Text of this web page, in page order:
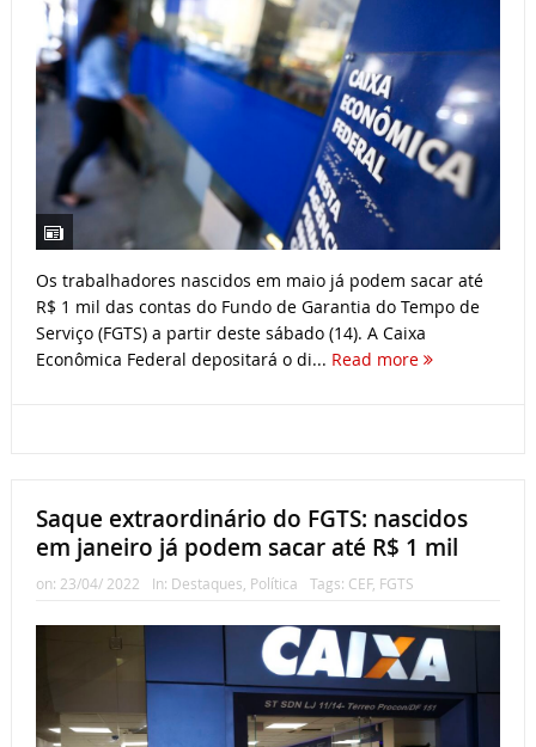
Os trabalhadores nascidos em maio já podem sacar até
R$ 1 mil das contas do Fundo de Garantia do Tempo de
Serviço (FGTS) a partir deste sábado (14). A Caixa
Econômica Federal depositará o di... Read more
Saque extraordinário do FGTS: nascidos
em janeiro já podem sacar até R$ 1 mil
on: 23/04/ 2022 In: Destaques Política Tags: CEF, FGTS